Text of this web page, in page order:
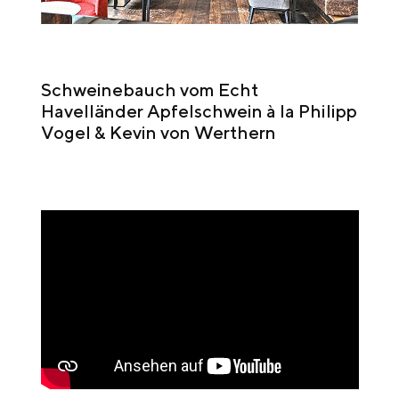
Schweinebauch vom Echt
Havelländer Apfelschwein à la Philipp
Vogel & Kevin von Werthern